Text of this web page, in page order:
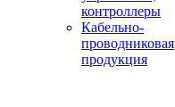
контроллеры
Кабельно-
проводниковая
продукция